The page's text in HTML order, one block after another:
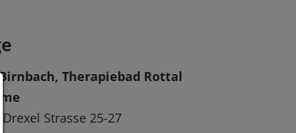
Therapiebad Rottal
Strasse 25-27